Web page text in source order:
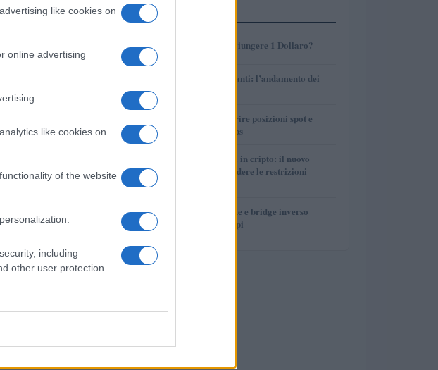
like cookies on
online advertising
like cookies on
of the website
including
other user protection.
modello
come gli
di un
PIÙ LETTI
1 AMP: Potrà Raggiungere 1 Dollaro?
Petrolio e carburanti: l’andamento dei
3
Strategie per coprire posizioni spot e
volatilità con perps
4
Finanza parallela in cripto: il nuovo
strumento per eludere le restrizioni
5
Perps, funding rate e bridge inverso
spiegati con esempi